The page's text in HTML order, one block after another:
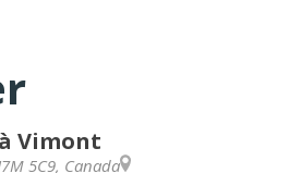
Vimont
5C9, Canada